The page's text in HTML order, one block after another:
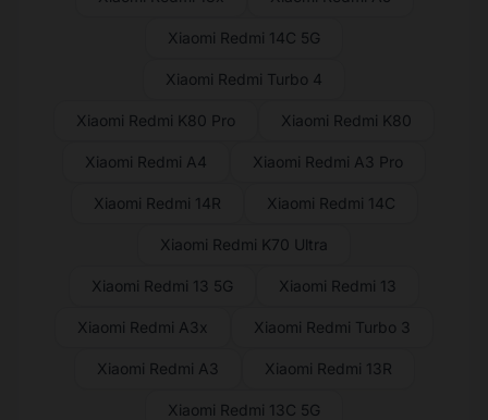
Xiaomi Redmi 14C 5G
Xiaomi Redmi Turbo 4
Xiaomi Redmi K80 Pro Xiaomi Redmi K80
Xiaomi Redmi A4 Xiaomi Redmi A3 Pro
Xiaomi Redmi 14R Xiaomi Redmi 14C
Xiaomi Redmi K70 Ultra
Xiaomi Redmi 13 5G Xiaomi Redmi 13
Xiaomi Redmi A3x Xiaomi Redmi Turbo 3
Xiaomi Redmi A3 Xiaomi Redmi 13R
Xiaomi Redmi 13C 5G